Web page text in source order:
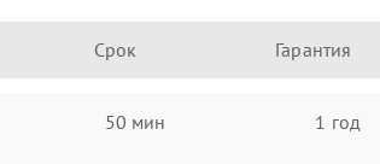
Срок Гарантия
50 мин 1 год